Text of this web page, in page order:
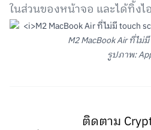
ในส่วนของหน้าจอ และได้ทิ้งไ
M2 MacBook Air ที่ไม่
รูปภาพ:
ติดตาม